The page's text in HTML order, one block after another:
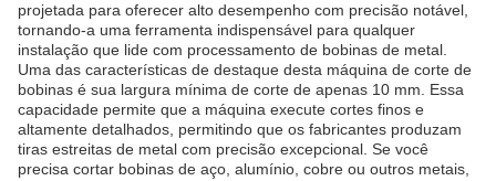
projetada para oferecer alto desempenho com precisão notável,
tornando-a uma ferramenta indispensável para qualquer
instalação que lide com processamento de bobinas de metal.
Uma das características de destaque desta máquina de corte de
bobinas é sua largura mínima de corte de apenas 10 mm. Essa
capacidade permite que a máquina execute cortes finos e
altamente detalhados, permitindo que os fabricantes produzam
tiras estreitas de metal com precisão excepcional. Se você
precisa cortar bobinas de aço, alumínio, cobre ou outros metais,